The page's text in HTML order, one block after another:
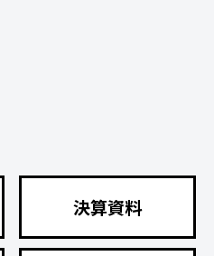
決算資料